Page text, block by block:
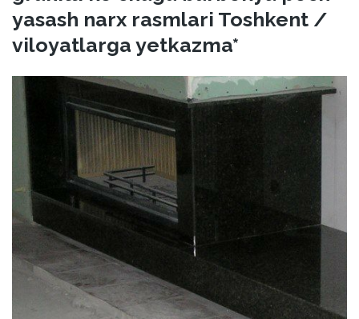
yasash narx rasmlari Toshkent /
viloyatlarga yetkazma*